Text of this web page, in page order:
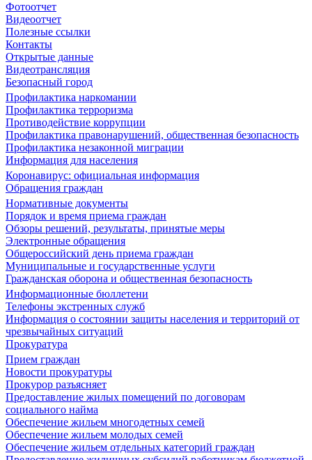
Фотоотчет
Видеоотчет
Полезные ссылки
Контакты
Открытые данные
Видеотрансляция
Безопасный город
Профилактика наркомании
Профилактика терроризма
Противодействие коррупции
Профилактика правонарушений, общественная безопасность
Профилактика незаконной миграции
Информация для населения
Коронавирус: официальная информация
Обращения граждан
Нормативные документы
Порядок и время приема граждан
Обзоры решений, результаты, принятые меры
Электронные обращения
Общероссийский день приема граждан
Муниципальные и государственные услуги
Гражданская оборона и общественная безопасность
Информационные бюллетени
Телефоны экстренных служб
Информация о состоянии защиты населения и территорий от
чрезвычайных ситуаций
Прокуратура
Прием граждан
Новости прокуратуры
Прокурор разъясняет
Предоставление жилых помещений по договорам
социального найма
Обеспечение жильем многодетных семей
Обеспечение жильем молодых семей
Обеспечение жильем отдельных категорий граждан